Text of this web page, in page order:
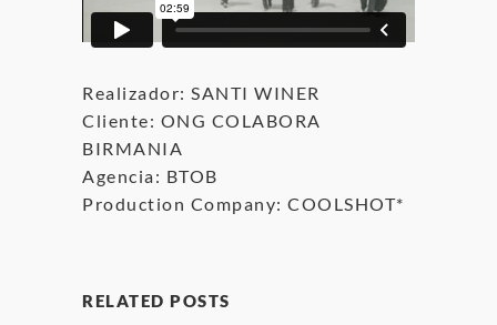
Realizador: SANTI WINER
Cliente: ONG COLABORA
BIRMANIA
Agencia: BTOB
Production Company: COOLSHOT*
RELATED POSTS